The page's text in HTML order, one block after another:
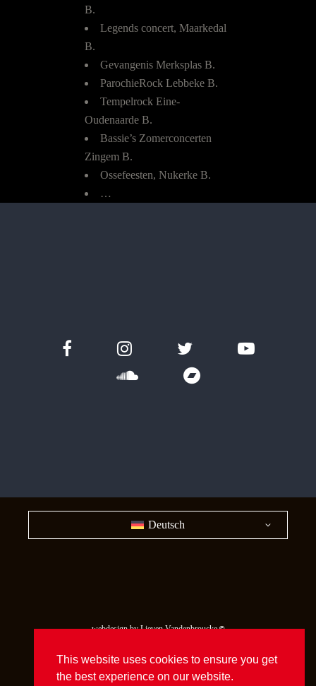
B.
Legends concert, Maarkedal
B.
Gevangenis Merksplas B.
ParochieRock Lebbeke B.
Tempelrock Eine-
Oudenaarde B.
Bassie’s Zomerconcerten
Zingem B.
Ossefeesten, Nukerke B.
…
Deutsch
webdesign by Lieven Vandenbroucke©
This website uses cookies to ensure you get
the best experience on our website.